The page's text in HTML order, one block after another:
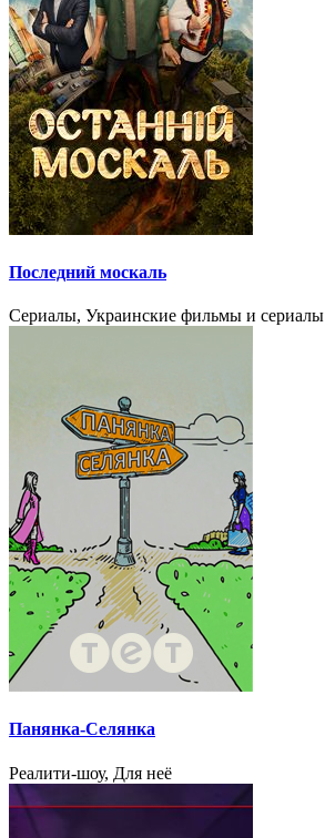
Последний москаль
Сериалы, Украинские фильмы и сериалы
Панянка-Селянка
Реалити-шоу, Для неё